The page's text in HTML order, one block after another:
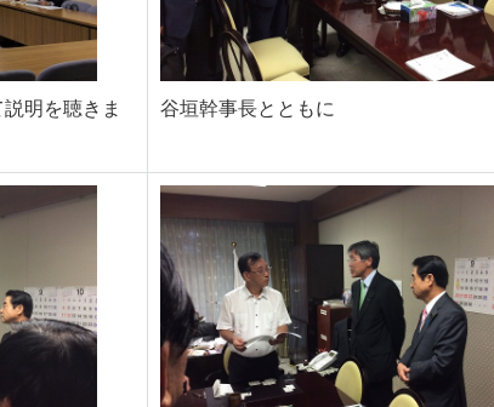
明を聴きま
谷垣幹事長とともに